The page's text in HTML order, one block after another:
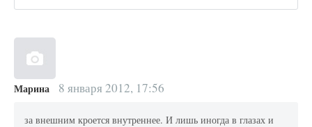
Марина 8 января 2012, 17:56
за внешним кроется внутреннее. И лишь иногда в глазах и